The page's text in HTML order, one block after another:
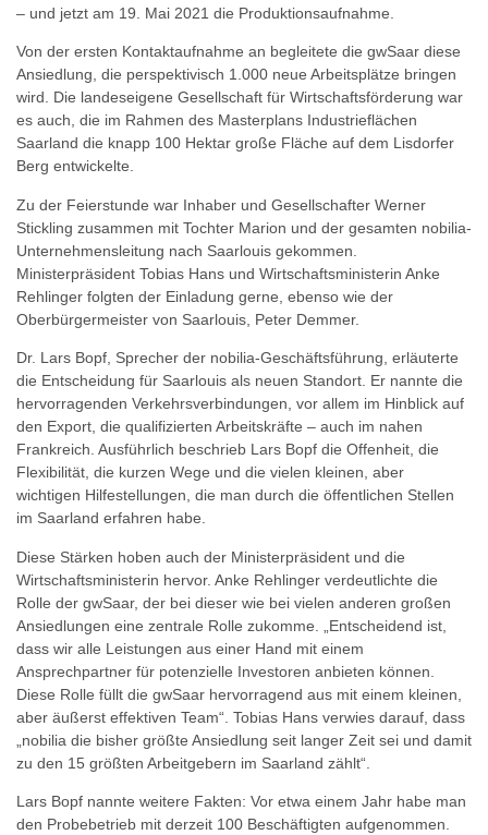
– und jetzt am 19. Mai 2021 die Produktionsaufnahme.
Von der ersten Kontaktaufnahme an begleitete die gwSaar diese
Ansiedlung, die perspektivisch 1.000 neue Arbeitsplätze bringen
wird. Die landeseigene Gesellschaft für Wirtschaftsförderung war
es auch, die im Rahmen des Masterplans Industrieflächen
Saarland die knapp 100 Hektar große Fläche auf dem Lisdorfer
Berg entwickelte.
Zu der Feierstunde war Inhaber und Gesellschafter Werner
Stickling zusammen mit Tochter Marion und der gesamten nobilia-
Unternehmensleitung nach Saarlouis gekommen.
Ministerpräsident Tobias Hans und Wirtschaftsministerin Anke
Rehlinger folgten der Einladung gerne, ebenso wie der
Oberbürgermeister von Saarlouis, Peter Demmer.
Dr. Lars Bopf, Sprecher der nobilia-Geschäftsführung, erläuterte
die Entscheidung für Saarlouis als neuen Standort. Er nannte die
hervorragenden Verkehrsverbindungen, vor allem im Hinblick auf
den Export, die qualifizierten Arbeitskräfte – auch im nahen
Frankreich. Ausführlich beschrieb Lars Bopf die Offenheit, die
Flexibilität, die kurzen Wege und die vielen kleinen, aber
wichtigen Hilfestellungen, die man durch die öffentlichen Stellen
im Saarland erfahren habe.
Diese Stärken hoben auch der Ministerpräsident und die
Wirtschaftsministerin hervor. Anke Rehlinger verdeutlichte die
Rolle der gwSaar, der bei dieser wie bei vielen anderen großen
Ansiedlungen eine zentrale Rolle zukomme. „Entscheidend ist,
dass wir alle Leistungen aus einer Hand mit einem
Ansprechpartner für potenzielle Investoren anbieten können.
Diese Rolle füllt die gwSaar hervorragend aus mit einem kleinen,
aber äußerst effektiven Team“. Tobias Hans verwies darauf, dass
„nobilia die bisher größte Ansiedlung seit langer Zeit sei und damit
zu den 15 größten Arbeitgebern im Saarland zählt“.
Lars Bopf nannte weitere Fakten: Vor etwa einem Jahr habe man
den Probebetrieb mit derzeit 100 Beschäftigten aufgenommen.